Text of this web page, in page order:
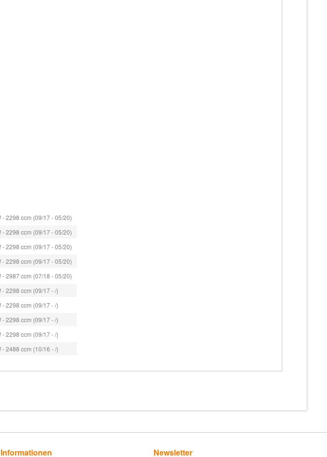
- 2298 ccm (09/17 - 05/20)
- 2298 ccm (09/17 - 05/20)
- 2298 ccm (09/17 - 05/20)
- 2298 ccm (09/17 - 05/20)
- 2987 ccm (07/18 - 05/20)
- 2298 ccm (09/17 - /)
- 2298 ccm (09/17 - /)
- 2298 ccm (09/17 - /)
- 2298 ccm (09/17 - /)
- 2488 ccm (10/16 - /)
Informationen Newsletter